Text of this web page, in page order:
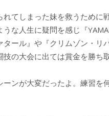
れてしまった妹を救うため
な人生に疑問を感じ『
タール』や『クリムゾン・
技の大会に出ては賞金を勝
ーンが大変だったよ。練習